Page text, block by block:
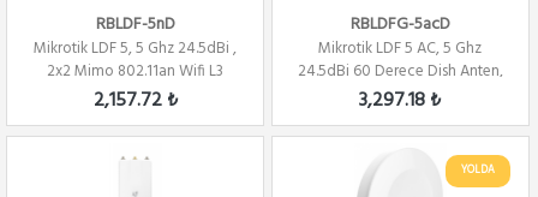
RBLDF-5nD
Mikrotik LDF 5, 5 Ghz 24.5dBi ,
2x2 Mimo 802.11an Wifi L3
2,157.72 ₺
RBLDFG-5acD
Mikrotik LDF 5 AC, 5 Ghz
24.5dBi 60 Derece Dish Anten,
2x2 802.11A...
3,297.18 ₺
YOLDA